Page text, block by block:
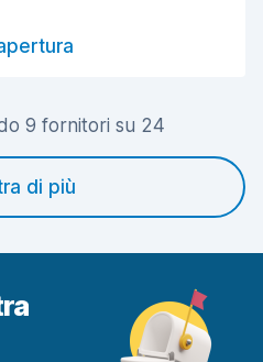
6,7
9 fornitori su 24
di più